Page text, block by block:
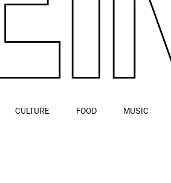
CULTURE FOOD MUSIC